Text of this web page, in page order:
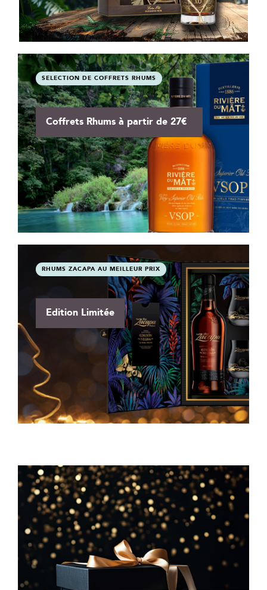
SELECTION DE COFFRETS RHUMS
Coffrets Rhums à partir de 27€
RHUMS ZACAPA AU MEILLEUR PRIX
Edition Limitée